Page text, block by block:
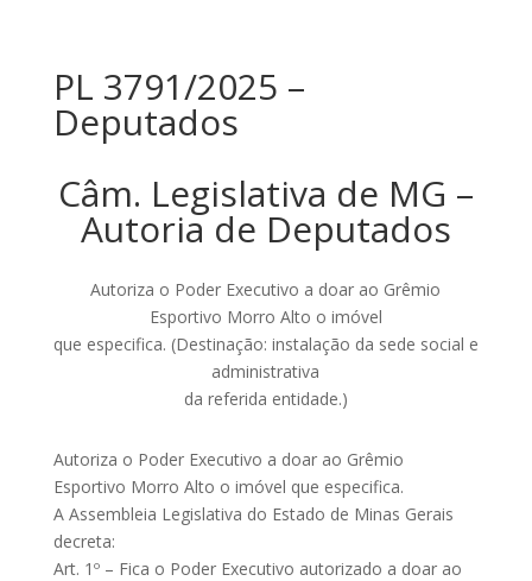
PL 3791/2025 –
Deputados
Câm. Legislativa de MG –
Autoria de Deputados
Autoriza o Poder Executivo a doar ao Grêmio
Esportivo Morro Alto o imóvel
que especifica. (Destinação: instalação da sede social e
administrativa
da referida entidade.)
Autoriza o Poder Executivo a doar ao Grêmio
Esportivo Morro Alto o imóvel que especifica.
A Assembleia Legislativa do Estado de Minas Gerais
decreta:
Art. 1º – Fica o Poder Executivo autorizado a doar ao